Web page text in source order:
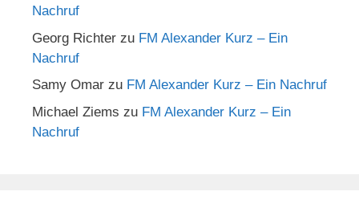
Nachruf
Georg Richter zu FM Alexander Kurz – Ein
Nachruf
Samy Omar zu FM Alexander Kurz – Ein Nachruf
Michael Ziems zu FM Alexander Kurz – Ein
Nachruf